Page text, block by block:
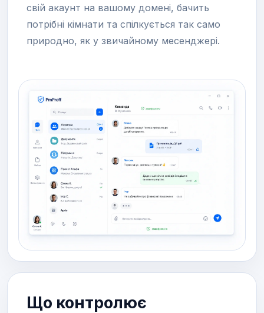
свій акаунт на вашому домені, бачить
потрібні кімнати та спілкується так само
природно, як у звичайному месенджері.
Що контролює